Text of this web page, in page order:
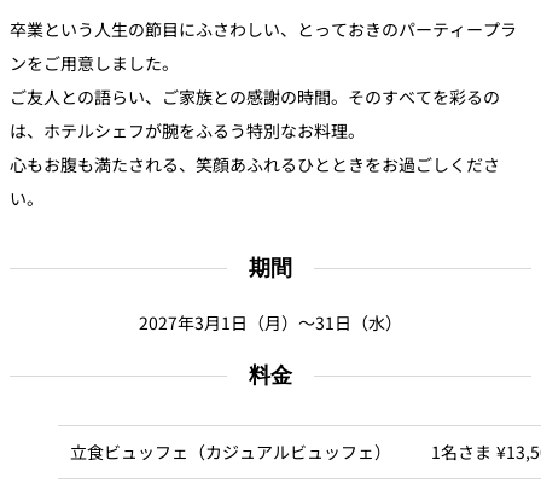
トゥールダル
ジャン 東京
トレーダーヴ ベッラ・ヴィ
リブルーム
石心亭＜ 清泉亭＜
日本料理
SENBAZURU＞ & BAR NAKAJIMA 紀尾井 なだ万
卒業という人生の節目にふさわしい、とっておきのパーティープラ
ンをご用意しました。
ご友人との語らい、ご家族との感謝の時間。そのすべてを彩るの
は、ホテルシェフが腕をふるう特別なお料理。
心もお腹も満たされる、笑顔あふれるひとときをお過ごしくださ
い。
期間
2027年3月1日（月）～31日（水）
料金
立食ビュッフェ（カジュアルビュッフェ） 1名さま